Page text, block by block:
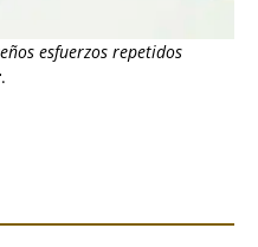
esfuerzos repetidos
.